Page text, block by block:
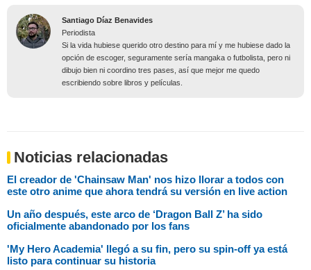
Santiago Díaz Benavides
Periodista
Si la vida hubiese querido otro destino para mí y me hubiese dado la
opción de escoger, seguramente sería mangaka o futbolista, pero ni
dibujo bien ni coordino tres pases, así que mejor me quedo
escribiendo sobre libros y películas.
Noticias relacionadas
El creador de 'Chainsaw Man' nos hizo llorar a todos con
este otro anime que ahora tendrá su versión en live action
Un año después, este arco de ‘Dragon Ball Z’ ha sido
oficialmente abandonado por los fans
'My Hero Academia' llegó a su fin, pero su spin-off ya está
listo para continuar su historia